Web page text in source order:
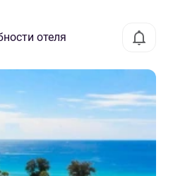
отеля